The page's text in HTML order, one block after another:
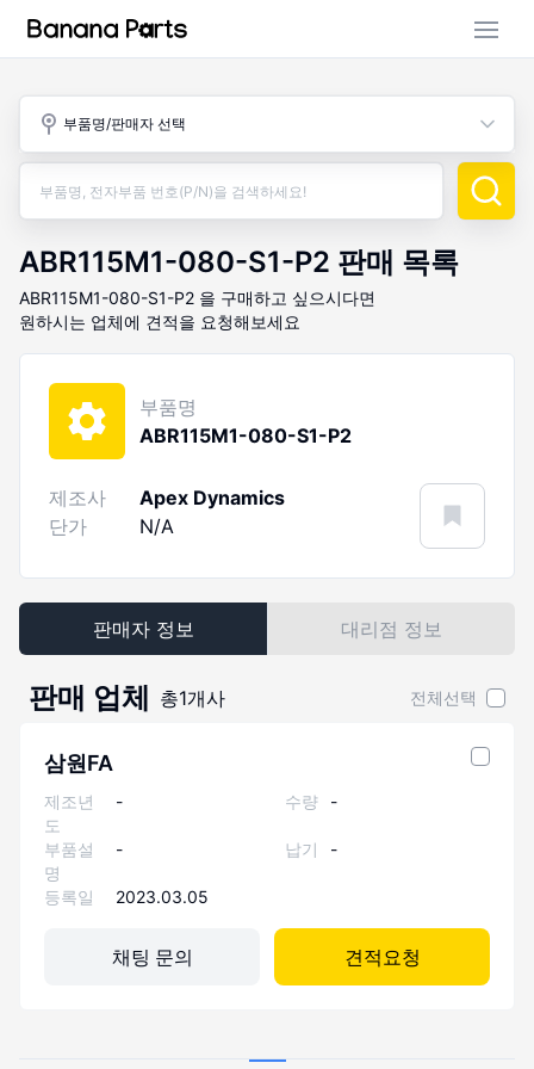
부품명/판매자 선택
ABR115M1-080-S1-P2 판매 목록
ABR115M1-080-S1-P2 을 구매하고 싶으시다면
원하시는 업체에 견적을 요청해보세요
부품명
ABR115M1-080-S1-P2
제조사
Apex Dynamics
단가
N/A
판매자 정보 대리점 정보
판매 업체 총1개사 전체선택
삼원FA
제조년
도
- 수량 -
부품설
명
- 납기 -
등록일 2023.03.05
채팅 문의 견적요청